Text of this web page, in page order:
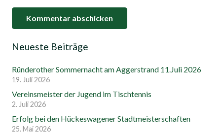
Kommentar abschicken
Neueste Beiträge
Ründerother Sommernacht am Aggerstrand 11.Juli 2026
19. Juli 2026
Vereinsmeister der Jugend im Tischtennis
2. Juli 2026
Erfolg bei den Hückeswagener Stadtmeisterschaften
25. Mai 2026